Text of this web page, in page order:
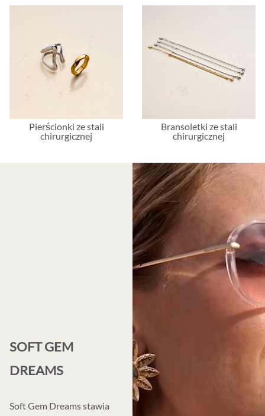
Pierścionki ze stali
chirurgicznej
Bransoletki ze stali
chirurgicznej
SOFT GEM
DREAMS
Soft Gem Dreams stawia